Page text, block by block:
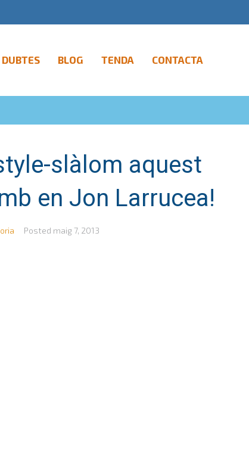
DUBTES BLOG TENDA CONTACTA
slàlom aquest
en Jon Larrucea!
Posted maig 7, 2013